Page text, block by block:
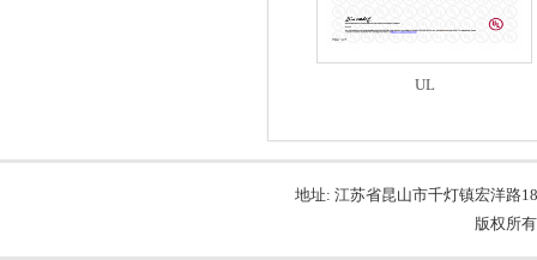
UL
地址: 江苏省昆山市千灯镇宏洋路
版权所